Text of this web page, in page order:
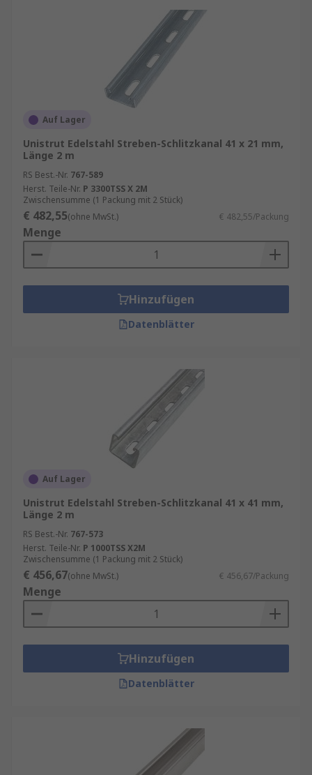
Auf Lager
Unistrut Edelstahl Streben-Schlitzkanal 41 x 21 mm,
Länge 2 m
RS Best.-Nr. 767-589
Herst. Teile-Nr. P 3300TSS X 2M
Zwischensumme (1 Packung mit 2 Stück)
€ 482,55(ohne MwSt.) € 482,55/Packung
Menge
Hinzufügen
Datenblätter
Auf Lager
Unistrut Edelstahl Streben-Schlitzkanal 41 x 41 mm,
Länge 2 m
RS Best.-Nr. 767-573
Herst. Teile-Nr. P 1000TSS X2M
Zwischensumme (1 Packung mit 2 Stück)
€ 456,67(ohne MwSt.) € 456,67/Packung
Menge
Hinzufügen
Datenblätter